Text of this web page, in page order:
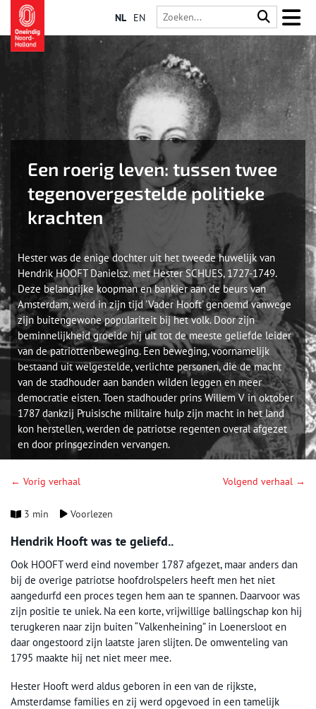
NL EN
Een roerig leven: tussen twee
tegenovergestelde politieke
krachten
Hester was de enige dochter uit het tweede huwelijk van
Hendrik HOOFT Danielsz. met Hester SCHUES, 1727-1749.
Deze belangrijke koopman en bankier aan de beurs van
Amsterdam, werd in zijn tijd 'Vader Hooft' genoemd vanwege
zijn buitengewone populariteit bij het volk. Door zijn
beminnelijkheid groeide hij uit tot de meeste geliefde leider
van de patriottenbeweging. Een beweging, voornamelijk
bestaand uit welgestelde, verlichte personen, die de macht
van de stadhouder aan banden wilden leggen en meer
democratie eisten. Toen stadhouder prins Willem V in oktober
1787 dankzij Pruisische militaire hulp zijn macht in het land
kon herstellen, werden de patriotse regenten overal afgezet
en door prinsgezinden vervangen.
← Vorig verhaal Volgend verhaal →
3 min Voorlezen
Hendrik Hooft was te geliefd..
Ook HOOFT werd eind november 1787 afgezet, maar anders dan
bij de overige patriotse hoofdrolspelers heeft men het niet
aangedurfd een proces tegen hem aan te spannen. Daarvoor was
zijn positie te uniek. Na een korte, vrijwillige ballingschap kon hij
terugkeren naar zijn buiten “Valkenheining” in Loenersloot en
daar ongestoord zijn laatste jaren slijten. De omwenteling van
1795 maakte hij net niet meer mee.
Hester Hooft werd aldus geboren in een van de rijkste,
Amsterdamse families en zij werd opgevoed in een tamelijk